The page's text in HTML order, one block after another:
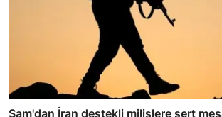
Şam'dan İran destekli milislere sert